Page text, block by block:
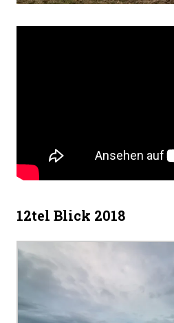
12tel Blick 2018